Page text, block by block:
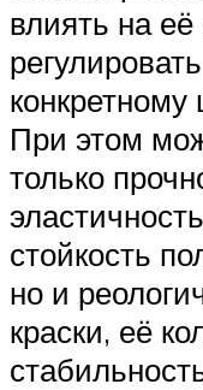
влиять на её
При этом
только
стойкость
но и
краски, её